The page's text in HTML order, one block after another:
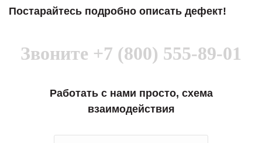
Постарайтесь подробно описать дефект!
Звоните +7 (800) 555-89-01
Работать с нами просто, схема
взаимодействия